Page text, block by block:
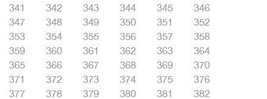
341
342 343 344 345
346
347
348 349 350 351
352
353
354 355 356 357
358
359
360 361 362 363
364
365
366 367 368 369
370
371
372 373 374 375
376
377
378 379 380 381
382